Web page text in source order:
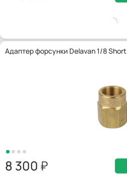
Адаптер форсунки Delavan 1/8 Short
8 300